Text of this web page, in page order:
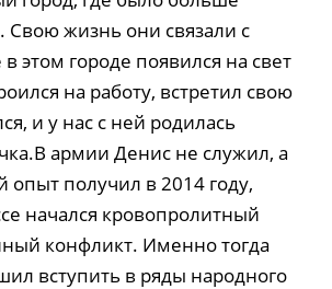
Свою жизнь они связали с
этом городе появился на свет
на работу, встретил свою
и у нас с ней родилась
армии Денис не служил, а
опыт получил в 2014 году,
начался кровопролитный
конфликт. Именно тогда
вступить в ряды народного